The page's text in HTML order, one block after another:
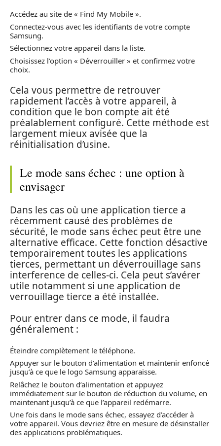
Accédez au site de « Find My Mobile ».
Connectez-vous avec les identifiants de votre compte
Samsung.
Sélectionnez votre appareil dans la liste.
Choisissez l’option « Déverrouiller » et confirmez votre
choix.
Cela vous permettre de retrouver
rapidement l’accès à votre appareil, à
condition que le bon compte ait été
préalablement configuré. Cette méthode est
largement mieux avisée que la
réinitialisation d’usine.
Le mode sans échec : une option à
envisager
Dans les cas où une application tierce a
récemment causé des problèmes de
sécurité, le mode sans échec peut être une
alternative efficace. Cette fonction désactive
temporairement toutes les applications
tierces, permettant un déverrouillage sans
interference de celles-ci. Cela peut s’avérer
utile notamment si une application de
verrouillage tierce a été installée.
Pour entrer dans ce mode, il faudra
généralement :
Éteindre complètement le téléphone.
Appuyer sur le bouton d’alimentation et maintenir enfoncé
jusqu’à ce que le logo Samsung apparaisse.
Relâchez le bouton d’alimentation et appuyez
immédiatement sur le bouton de réduction du volume, en
maintenant jusqu’à ce que l’appareil redémarre.
Une fois dans le mode sans échec, essayez d’accéder à
votre appareil. Vous devriez être en mesure de désinstaller
des applications problématiques.